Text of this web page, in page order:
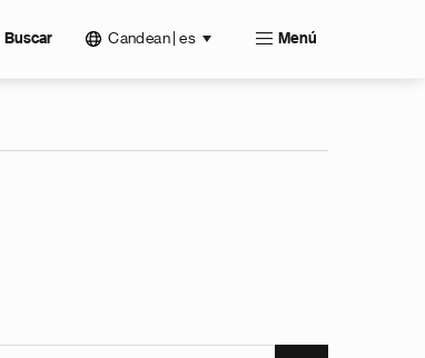
Buscar Candean | es Menú